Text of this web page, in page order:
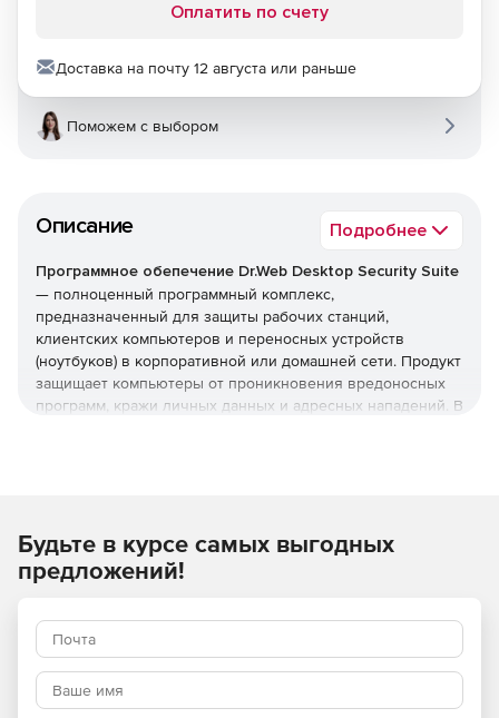
Описание Подробнее
Программное обепечение Dr.Web Desktop Security Suite
— полноценный программный комплекс,
предназначенный для защиты рабочих станций,
клиентских компьютеров и переносных устройств
(ноутбуков) в корпоративной или домашней сети. Продукт
защищает компьютеры от проникновения вредоносных
программ, кражи личных данных и адресных нападений. В
Преимущества Dr.Web Desktop
Наличие сертификатов
Dr.Web Desktop Security Suite имеет сертификаты
соответствия ФСТЭК России и ФСБ. Это означает, что
Оплатить по счету
Доставка на почту 12 августа или раньше
Поможем с выбором
Будьте в курсе самых выгодных
предложений!